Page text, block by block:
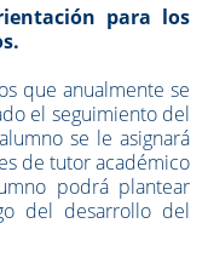
para los
que anualmente se
el seguimiento del
se le asignará
de tutor académico
podrá plantear
del desarrollo del